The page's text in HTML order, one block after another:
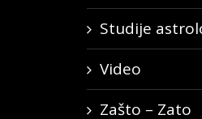
Studije
Video
Zašto – Zato